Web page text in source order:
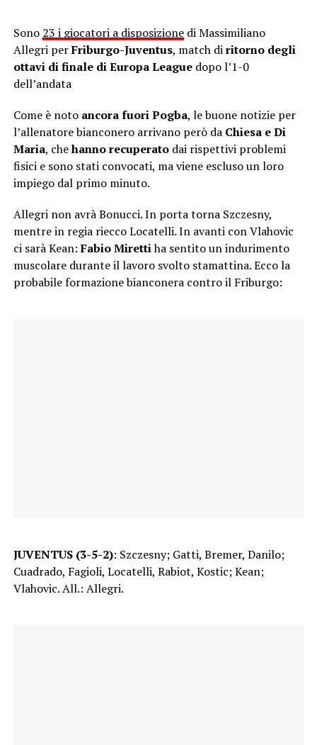
Sono 23 i giocatori a disposizionedi Massimiliano
Allegri perFriburgo-Juventus, match diritorno degli
ottavi di finale di Europa Leaguedopo l’1-0
dell’andata
Come è noto ancora fuori Pogba, le buone notizie per
l’allenatore bianconero arrivano però da Chiesa e Di
Maria, chehanno recuperatodai rispettivi problemi
fisici e sono stati convocati, ma viene escluso un loro
impiego dal primo minuto.
Allegri non avrà Bonucci. In porta torna Szczesny,
mentre in regia riecco Locatelli. In avanti con Vlahovic
ci sarà Kean:Fabio Mirettiha sentito un indurimento
muscolare durante il lavoro svolto stamattina. Ecco la
probabile formazione bianconera contro il Friburgo:
JUVENTUS (3-5-2): Szczesny; Gatti, Bremer, Danilo;
Cuadrado, Fagioli, Locatelli, Rabiot, Kostic; Kean;
Vlahovic. All.: Allegri.